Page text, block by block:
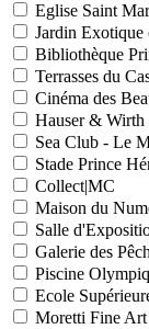
Eglise Saint
Jardin Exotique
Bibliothèque
Terrasses du
Cinéma des
Hauser & Wirth
Sea Club - Le
Stade Prince
Collect|MC
Maison du
Salle
Galerie des
Piscine
Ecole
Moretti Fine Art